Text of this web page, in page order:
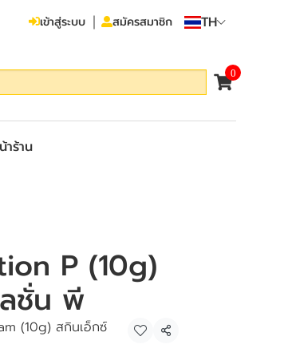
เข้าสู่ระบบ สมัครสมาชิก TH
0
าร้าน
P (10g)
ชั่น พี
(10g) สกินเอ็กซ์
แชร์